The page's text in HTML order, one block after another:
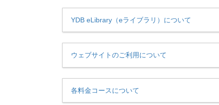
YDB eLibrary（eライブラリ）について
ウェブサイトのご利用について
各料金コースについて